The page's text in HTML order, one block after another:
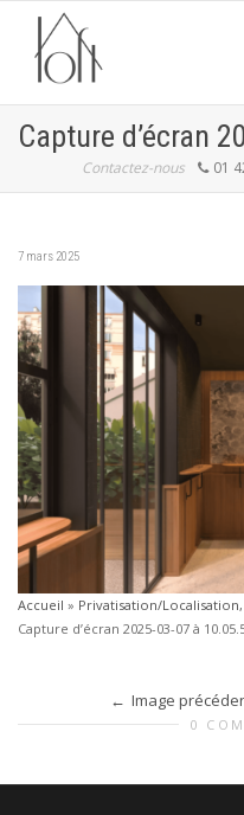
Capture d’écran
Contactez-nous 01
7 mars 2025
Accueil » Privatisation/
Capture d’écran 2025-03-07 à
Image
0